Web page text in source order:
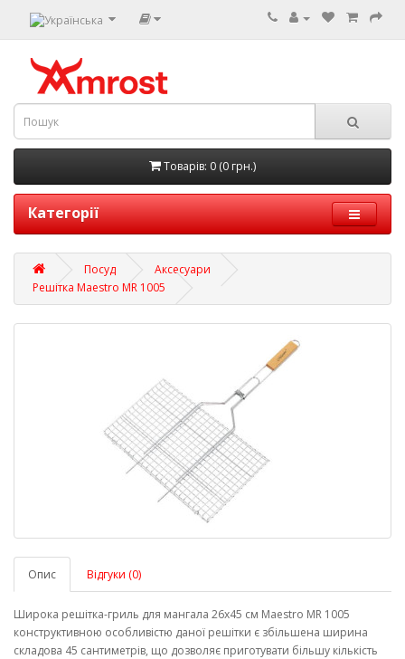
Товарів: 0 (0 грн.)
Категорії
Посуд
Аксесуари
Решітка Maestro MR 1005
Опис Відгуки (0)
Широка решітка-гриль для мангала 26х45 см Maestro MR 1005
конструктивною особливістю даної решітки є збільшена ширина
складова 45 сантиметрів, що дозволяє приготувати більшу кількість